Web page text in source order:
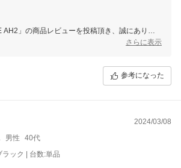
AH2」の商品レビューを投稿頂き、誠にありが
さらに表示
参考になった
2024/03/08
男性
40代
ック | 台数:単品